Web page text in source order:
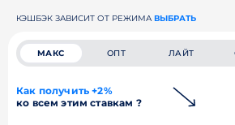
КЭШБЭК ЗАВИСИТ ОТ РЕЖИМА ВЫБРАТЬ
МАКС ОПТ ЛАЙТ
Как получить +2%
ко всем этим ставкам ?